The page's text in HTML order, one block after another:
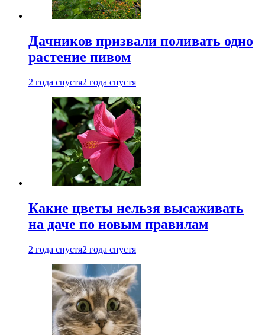
Дачников призвали поливать одно
растение пивом
2 года спустя2 года спустя
Какие цветы нельзя высаживать
на даче по новым правилам
2 года спустя2 года спустя